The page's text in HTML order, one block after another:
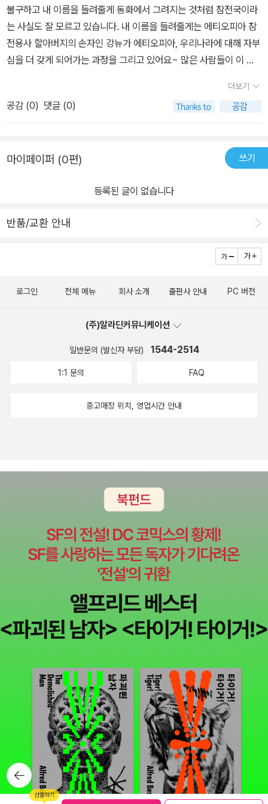
불구하고 내 이름을 들려줄게 동화에서 그려지는 것처럼 참전국이라
는 사실도 잘 모르고 있습니다. 내 이름을 들려줄게는 에티오피아 참
전용사 할아버지의 손자인 강뉴가 에티오피아, 우리나라에 대해 자부
심을 더 갖게 되어가는 과정을 그리고 있어요~ 많은 사람들이 이 동
더보기
공감 (0) 댓글 (0)
마이페이퍼 (0편) 쓰기
등록된 글이 없습니다
반품/교환 안내
뒤로가
기
로그인 전체 메뉴 회사 소개 출판사 안내 PC 버전
(주)알라딘커뮤니케이션
일반문의 (발신자 부담) 1544-2514
1:1 문의 FAQ
중고매장 위치, 영업시간 안내